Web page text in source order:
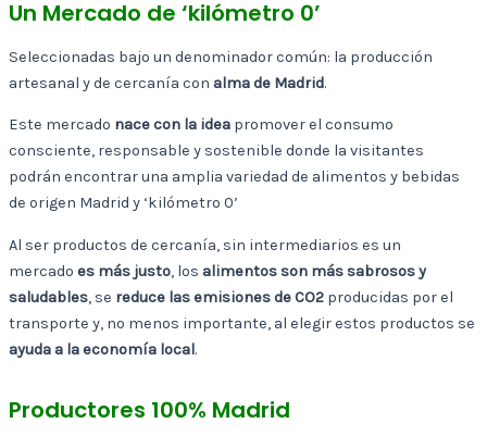
Un Mercado de ‘kilómetro 0’
Seleccionadas bajo un denominador común: la producción
artesanal y de cercanía con alma de Madrid.
Este mercado nace con la idea promover el consumo
consciente, responsable y sostenible donde la visitantes
podrán encontrar una amplia variedad de alimentos y bebidas
de origen Madrid y ‘kilómetro 0’
Al ser productos de cercanía, sin intermediarios es un
mercado es más justo, los alimentos son más sabrosos y
saludables, se reduce las emisiones de CO2 producidas por el
transporte y, no menos importante, al elegir estos productos se
ayuda a la economía local.
Productores 100% Madrid